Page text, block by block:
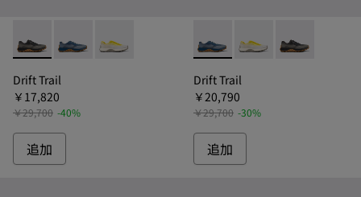
Drift Trail - K101084-002 - ドリフトトレイル スニーカー メ
Drift Trail - K101084-004 - ドリフトトレイル スニー
Drift Trail - K101084-003 - ドリフトトレイル
Drift Trail
￥17,820
￥29,700 -40%
追加
Drift Trail - K101084-004 -
Drift Trail -Drift Trail -
Drift Trail
￥20,790
￥29,700 -30%
追加